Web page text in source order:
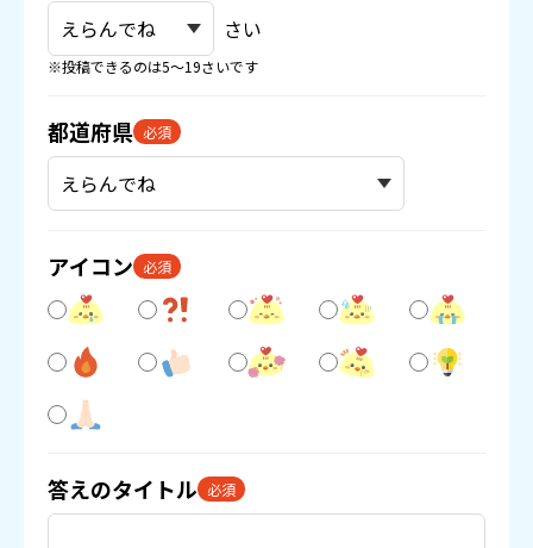
さい
※投稿できるのは5〜19さいです
都道府県 必須
アイコン 必須
答えのタイトル 必須